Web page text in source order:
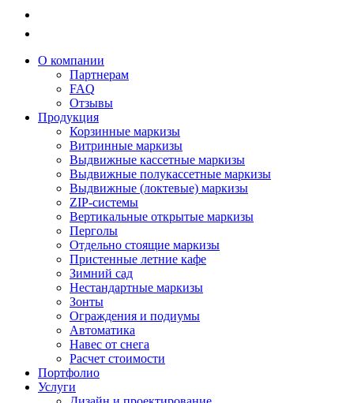
О компании
Партнерам
FAQ
Отзывы
Продукция
Корзинные маркизы
Витринные маркизы
Выдвижные кассетные маркизы
Выдвижные полукассетные маркизы
Выдвижные (локтевые) маркизы
ZIP-системы
Вертикальные открытые маркизы
Перголы
Отдельно стоящие маркизы
Пристенные летние кафе
Зимний сад
Нестандартные маркизы
Зонты
Ограждения и подиумы
Автоматика
Навес от снега
Расчет стоимости
Портфолио
Услуги